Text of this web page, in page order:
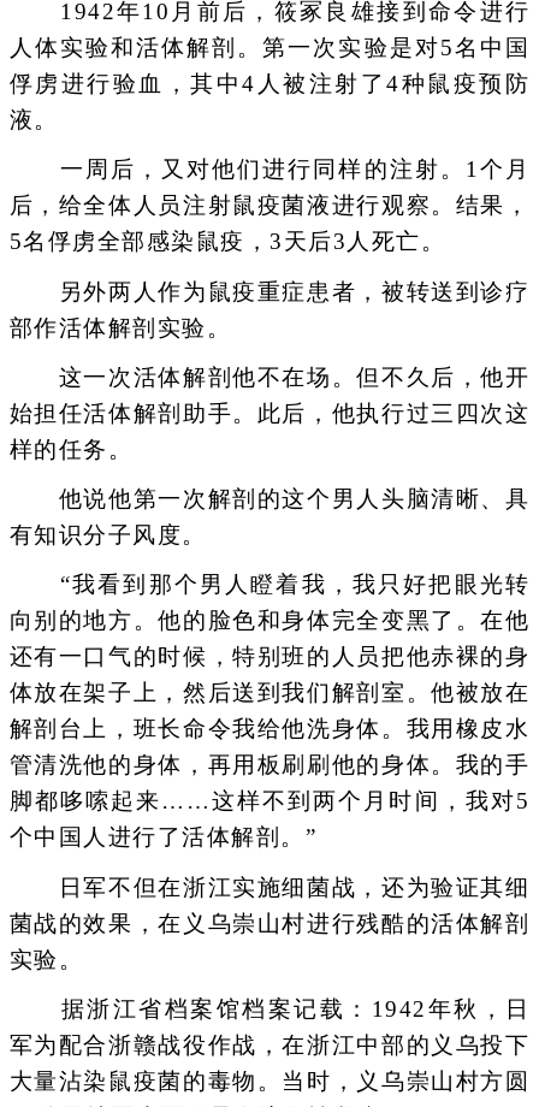
1942年10月前后，筱冢良雄接到命令进行
人体实验和活体解剖。第一次实验是对5名中国
俘虏进行验血，其中4人被注射了4种鼠疫预防
液。
一周后，又对他们进行同样的注射。1个月
后，给全体人员注射鼠疫菌液进行观察。结果，
5名俘虏全部感染鼠疫，3天后3人死亡。
另外两人作为鼠疫重症患者，被转送到诊疗
部作活体解剖实验。
这一次活体解剖他不在场。但不久后，他开
始担任活体解剖助手。此后，他执行过三四次这
样的任务。
他说他第一次解剖的这个男人头脑清晰、具
有知识分子风度。
“我看到那个男人瞪着我，我只好把眼光转
向别的地方。他的脸色和身体完全变黑了。在他
还有一口气的时候，特别班的人员把他赤裸的身
体放在架子上，然后送到我们解剖室。他被放在
解剖台上，班长命令我给他洗身体。我用橡皮水
管清洗他的身体，再用板刷刷他的身体。我的手
脚都哆嗦起来……这样不到两个月时间，我对5
个中国人进行了活体解剖。”
日军不但在浙江实施细菌战，还为验证其细
菌战的效果，在义乌崇山村进行残酷的活体解剖
实验。
据浙江省档案馆档案记载：1942年秋，日
军为配合浙赣战役作战，在浙江中部的义乌投下
大量沾染鼠疫菌的毒物。当时，义乌崇山村方圆